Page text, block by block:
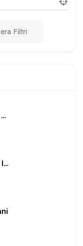
Filtri
Simboli massonici a San Ponziano
Piccoli graziosi dipinti ai lati della Santissima Icona